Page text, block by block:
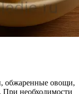
обжаренные овощи,
При необходимости